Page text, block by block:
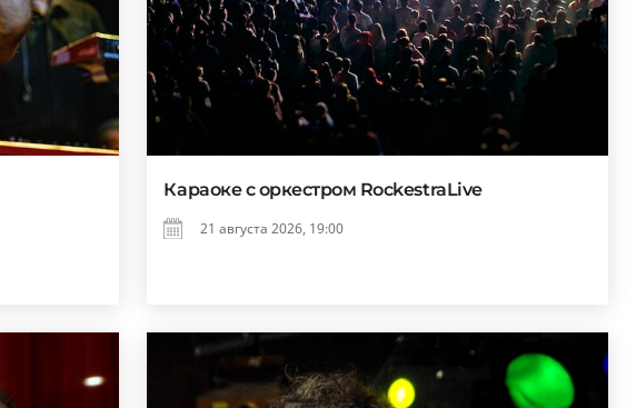
Караоке с оркестром RockestraLive
21 августа 2026, 19:00